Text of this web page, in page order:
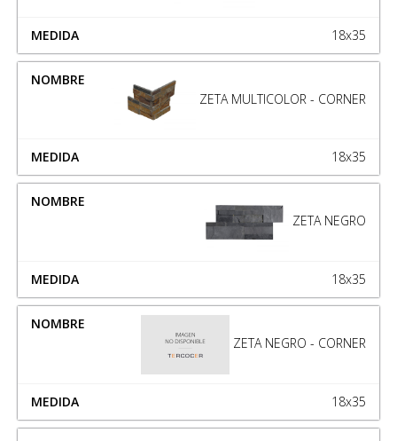
18x35
ZETA MULTICOLOR - CORNER
18x35
ZETA NEGRO
18x35
ZETA NEGRO - CORNER
18x35